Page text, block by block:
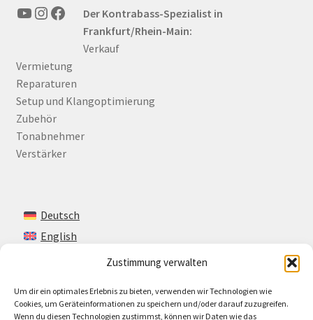
Zustimmung verwalten
Um dir ein optimales Erlebnis zu bieten, verwenden wir Technologien wie
Cookies, um Geräteinformationen zu speichern und/oder darauf zuzugreifen.
Wenn du diesen Technologien zustimmst, können wir Daten wie das
YouTube
Instagram
FacebookDer Kontrabass-Spezialist in
Frankfurt/Rhein-Main:
Verkauf
Vermietung
Reparaturen
Setup und Klangoptimierung
Zubehör
Tonabnehmer
Verstärker
Deutsch
English
Kontakt